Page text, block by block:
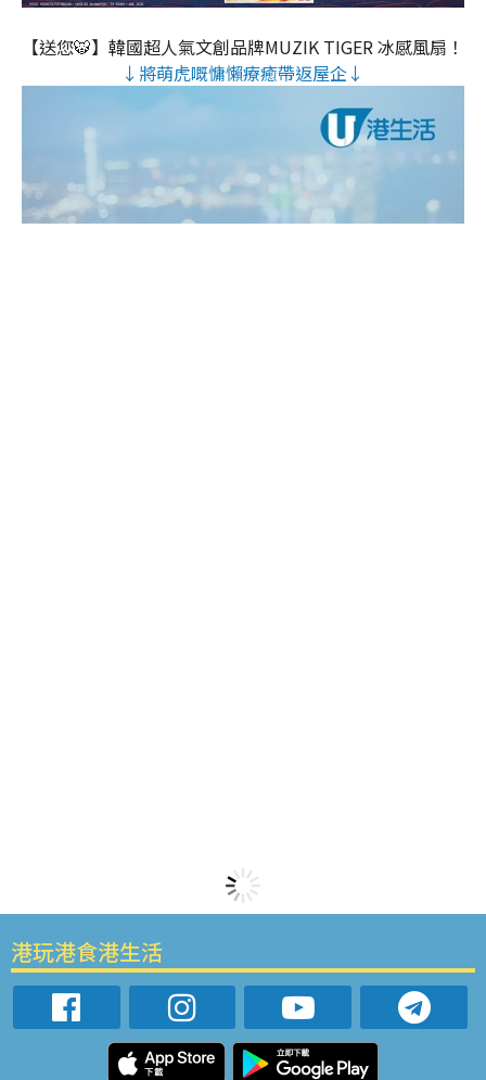
【送您🐯】韓國超人氣文創品牌MUZIK TIGER 冰感風扇！
↓將萌虎嘅慵懶療癒帶返屋企↓
港玩港食港生活